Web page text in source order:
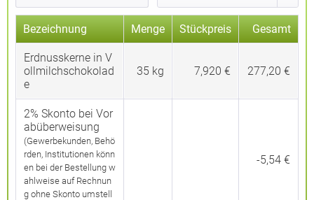
Bezeichnung Menge Stückpreis Gesamt
Erdnusskerne in V
ollmilchschokolad
e
35 kg 7,920 € 277,20 €
2% Skonto bei Vor
abüberweisung
(Gewerbekunden, Behö
rden, Institutionen könn
en bei der Bestellung w
ahlweise auf Rechnun
g ohne Skonto umstell
-5,54 €